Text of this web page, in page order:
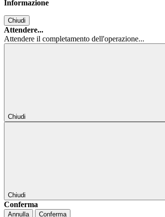
Informazione
Chiudi
Attendere...
Attendere il completamento dell'operazione...
Chiudi
Chiudi
Conferma
Annulla Conferma